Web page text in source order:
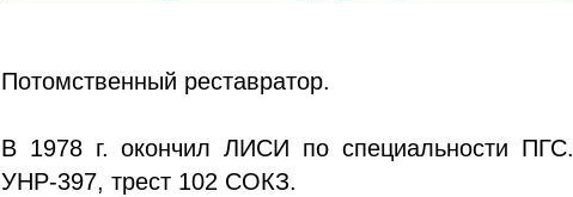
Потомственный реставратор.
В 1978 г. окончил ЛИСИ по специальности
УНР-397, трест 102 СОКЗ.